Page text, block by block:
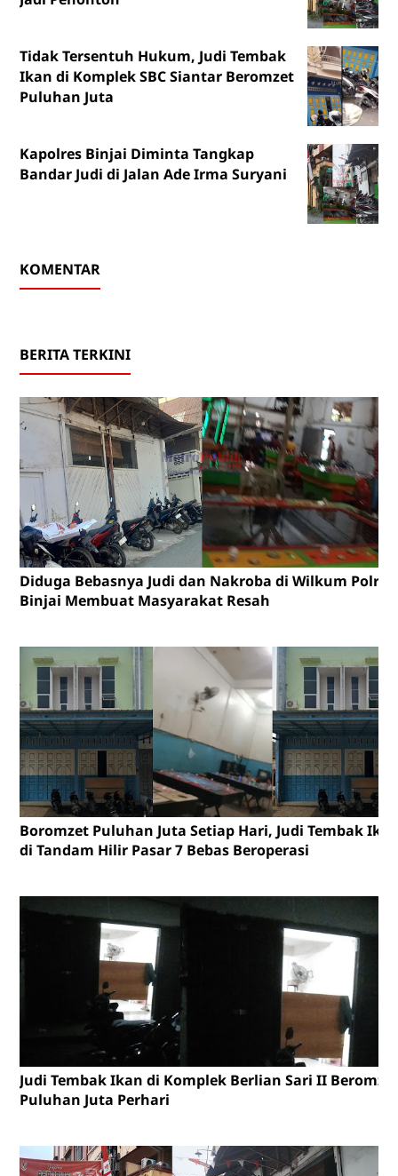
Tidak Tersentuh Hukum, Judi Tembak
Ikan di Komplek SBC Siantar Beromzet
Puluhan Juta
Kapolres Binjai Diminta Tangkap
Bandar Judi di Jalan Ade Irma Suryani
KOMENTAR
BERITA TERKINI
Diduga Bebasnya Judi dan Nakroba di Wilkum Polres
Binjai Membuat Masyarakat Resah
Boromzet Puluhan Juta Setiap Hari, Judi Tembak
di Tandam Hilir Pasar 7 Bebas Beroperasi
Judi Tembak Ikan di Komplek Berlian Sari II Beromzet
Puluhan Juta Perhari